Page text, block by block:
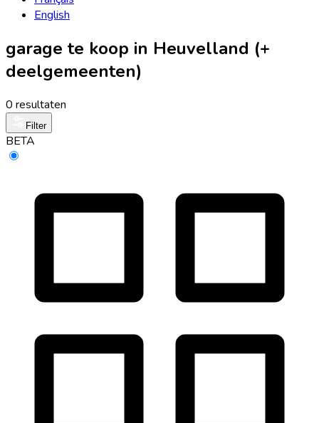
English
garage te koop in Heuvelland (+
deelgemeenten)
0 resultaten
Filter
BETA